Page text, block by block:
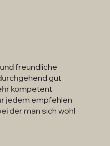
freundliche
gut
kompetent
jedem empfehlen
der man sich wohl